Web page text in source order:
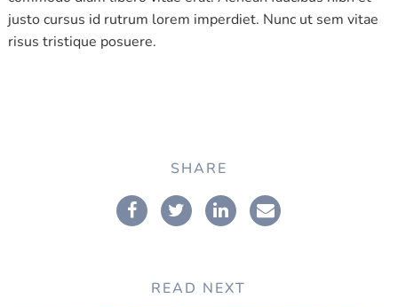
justo cursus id rutrum lorem imperdiet. Nunc ut sem vitae
risus tristique posuere.
SHARE
READ NEXT